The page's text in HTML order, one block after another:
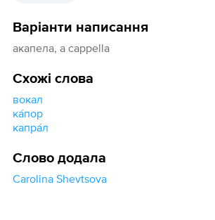
Варіанти написання
акапела, a cappella
Схожі слова
вокал
ка́пор
капра́л
Слово додала
Carolina Shevtsova